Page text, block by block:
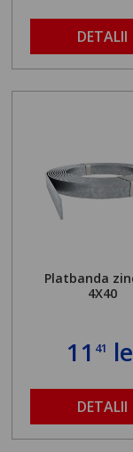
DETALII
Platbanda
4X40
11 41
DETALII